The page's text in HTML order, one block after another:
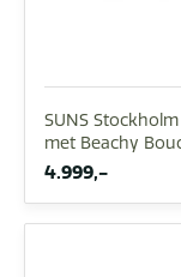
SUNS
met Beachy
4.999,-